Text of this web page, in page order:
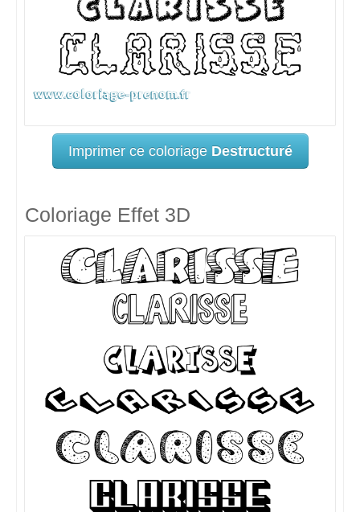
Imprimer ce coloriage Destructuré
Coloriage Effet 3D